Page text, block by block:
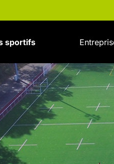
sportifs